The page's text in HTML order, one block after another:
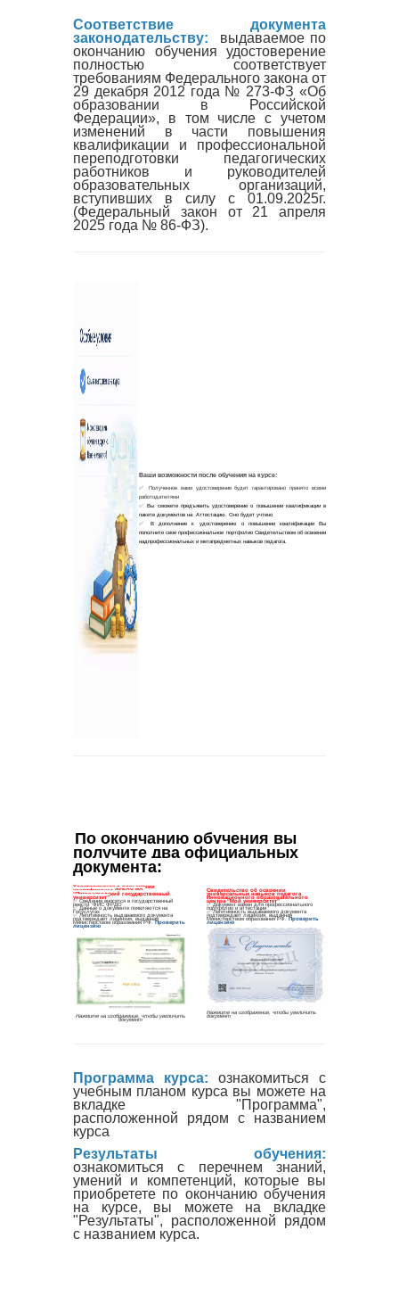
Соответствие документа
законодательству: выдаваемое по
окончанию обучения удостоверение
полностью соответствует
требованиям Федерального закона от
29 декабря 2012 года № 273-ФЗ «Об
образовании в Российской
Федерации», в том числе с учетом
изменений в части повышения
квалификации и профессиональной
переподготовки педагогических
работников и руководителей
образовательных организаций,
вступивших в силу с 01.09.2025г.
(Федеральный закон от 21 апреля
2025 года № 86-ФЗ).
По окончанию обучения вы
получите два официальных
документа:
Программа курса: ознакомиться с
учебным планом курса вы можете на
вкладке "Программа",
расположенной рядом с названием
курса
Результаты обучения:
ознакомиться с перечнем знаний,
умений и компетенций, которые вы
приобретете по окончанию обучения
на курсе, вы можете на вкладке
"Результаты", расположенной рядом
с названием курса.